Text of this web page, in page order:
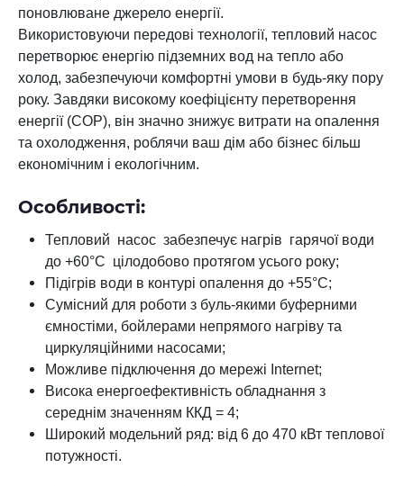
поновлюване джерело енергії.
Використовуючи передові технології, тепловий насос
перетворює енергію підземних вод на тепло або
холод, забезпечуючи комфортні умови в будь-яку пору
року. Завдяки високому коефіцієнту перетворення
енергії (COP), він значно знижує витрати на опалення
та охолодження, роблячи ваш дім або бізнес більш
економічним і екологічним.
Особливості:
Тепловий насос забезпечує нагрів гарячої води
до +60°C цілодобово протягом усього року;
Підігрів води в контурі опалення до +55°C;
Сумісний для роботи з буль-якими буферними
ємностіми, бойлерами непрямого нагріву та
циркуляційними насосами;
Можливе підключення до мережі Internet;
Висока енергоефективність обладнання з
середнім значенням ККД = 4;
Широкий модельний ряд: від 6 до 470 кВт теплової
потужності.